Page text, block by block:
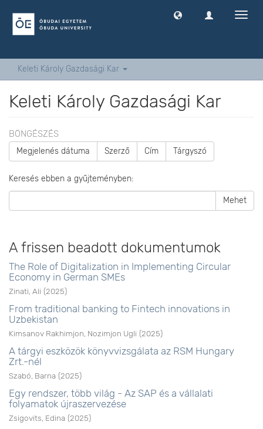
Keleti Károly Gazdasági Kar
Keleti Károly Gazdasági Kar
BÖNGÉSZÉS
Megjelenés dátuma Szerző Cím Tárgyszó
Keresés ebben a gyűjteményben:
Mehet
A frissen beadott dokumentumok
The Role of Digitalization in Implementing Circular
Economy in German SMEs
Zinati, Ali (2025)
From traditional banking to Fintech innovations in
Uzbekistan
Kimsanov Rakhimjon, Nozimjon Ugli (2025)
A tárgyi eszközök könyvvizsgálata az RSM Hungary
Zrt.-nél
Szabó, Barna (2025)
Egy rendszer, több világ - Az SAP és a vállalati
folyamatok újraszervezése
Zsigovits, Edina (2025)